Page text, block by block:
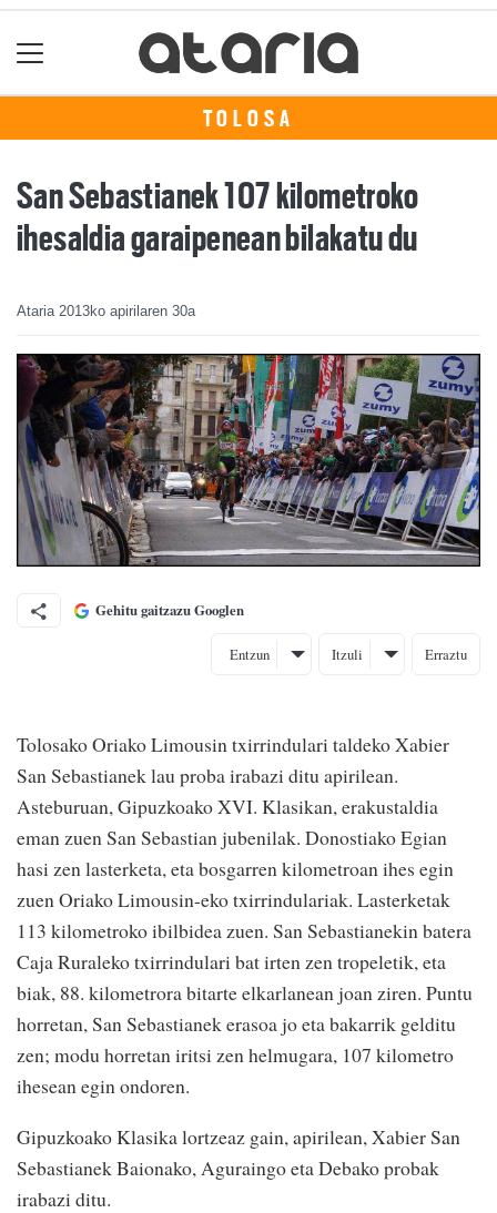
TOLOSA
San Sebastianek 107 kilometroko
ihesaldia garaipenean bilakatu du
Ataria 2013ko apirilaren 30a
Gehitu gaitzazu Googlen
Entzun Itzuli Erraztu
Tolosako Oriako Limousin txirrindulari taldeko Xabier
San Sebastianek lau proba irabazi ditu apirilean.
Asteburuan, Gipuzkoako XVI. Klasikan, erakustaldia
eman zuen San Sebastian jubenilak. Donostiako Egian
hasi zen lasterketa, eta bosgarren kilometroan ihes egin
zuen Oriako Limousin-eko txirrindulariak. Lasterketak
113 kilometroko ibilbidea zuen. San Sebastianekin batera
Caja Ruraleko txirrindulari bat irten zen tropeletik, eta
biak, 88. kilometrora bitarte elkarlanean joan ziren. Puntu
horretan, San Sebastianek erasoa jo eta bakarrik gelditu
zen; modu horretan iritsi zen helmugara, 107 kilometro
ihesean egin ondoren.
Gipuzkoako Klasika lortzeaz gain, apirilean, Xabier San
Sebastianek Baionako, Aguraingo eta Debako probak
irabazi ditu.